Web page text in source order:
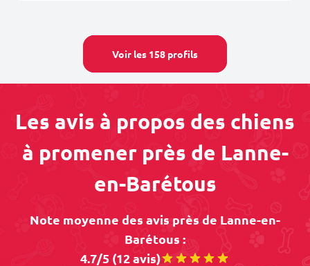
Voir les 158 profils
Les avis à propos des chiens
à promener près de Lanne-
en-Barétous
Note moyenne des avis près de Lanne-en-
Barétous :
4.7/5 (12 avis)